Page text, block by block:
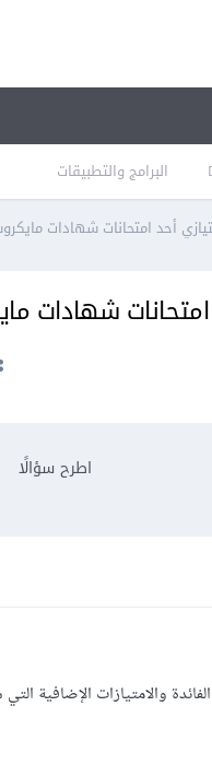
البرامج والتطبيقات
أحد امتحانات شهادات
امتحانات شهادات
اطرح سؤالًا
والامتيازات الإضافية